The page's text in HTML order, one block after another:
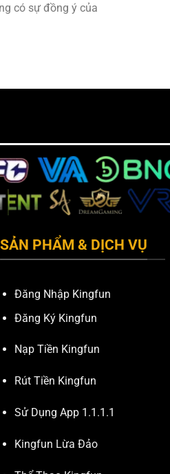
có sự đồng ý của
SẢN PHẨM & DỊCH VỤ
Đăng Nhập Kingfun
Đăng Ký Kingfun
Nạp Tiền Kingfun
Rút Tiền Kingfun
Sử Dụng App 1.1.1.1
Kingfun Lừa Đảo